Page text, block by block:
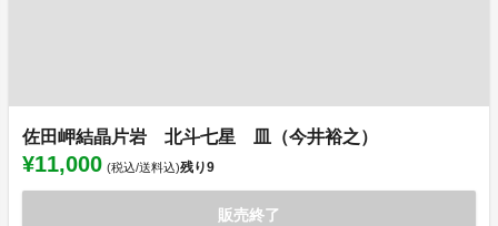
佐田岬結晶片岩 北斗七星 皿（今井裕之）
¥11,000 (税込/送料込)残り9
販売終了